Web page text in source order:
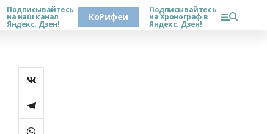
Подписывайтесь
на наш канал
Яндекс. Дзен!
КоРифеи
Подписывайтесь
на Хронограф в
Яндекс. Дзен!